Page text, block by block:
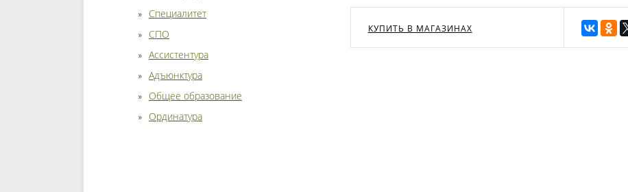
Специалитет
СПО
Ассистентура
Адъюнктура
Общее образование
Ординатура
КУПИТЬ В МАГАЗИНАХ